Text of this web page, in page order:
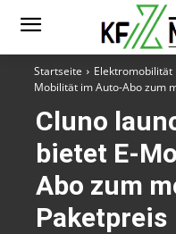
Startseite Elektromobilität
Mobilität im Auto-Abo zum
Cluno
bietet E-
Abo zum
Paketpreis